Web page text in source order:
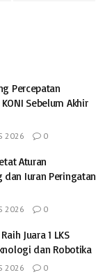
Percepatan
Sebelum Akhir
2026 0
Aturan
dan Iuran Peringatan
2026 0
Juara 1 LKS
dan Robotika
2026 0